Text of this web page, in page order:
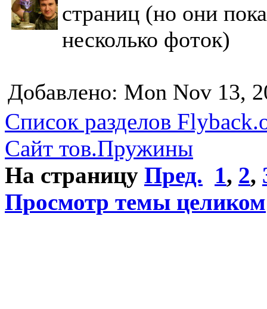
страниц (но они
несколько фоток)
Добавлено: Mon Nov 13,
Список разделов
Сайт тов.Пружины
На страницу Пред. 1, 2,
Просмотр темы целиком